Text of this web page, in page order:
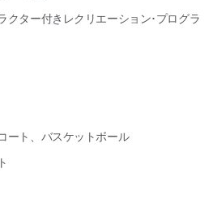
クター付きレクリエーション･プログラ
ート、バスケットボール